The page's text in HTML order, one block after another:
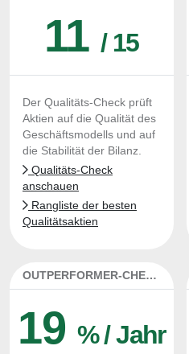
11/ 15
Der Qualitäts-Check prüft
Aktien auf die Qualität des
Geschäftsmodells und auf
die Stabilität der Bilanz.
Qualitäts-Check
anschauen
Rangliste der besten
Qualitätsaktien
OUTPERFORMER-CHECK
19 % / Jahr